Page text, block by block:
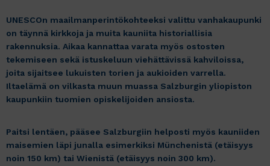
UNESCOn maailmanperintökohteeksi valittu vanhakaupunki
on täynnä kirkkoja ja muita kauniita historiallisia
rakennuksia. Aikaa kannattaa varata myös ostosten
tekemiseen sekä istuskeluun viehättävissä kahviloissa,
joita sijaitsee lukuisten torien ja aukioiden varrella.
Iltaelämä on vilkasta muun muassa Salzburgin yliopiston
kaupunkiin tuomien opiskelijoiden ansiosta.
Paitsi lentäen, pääsee Salzburgiin helposti myös kauniiden
maisemien läpi junalla esimerkiksi Münchenistä (etäisyys
noin 150 km) tai Wienistä (etäisyys noin 300 km).